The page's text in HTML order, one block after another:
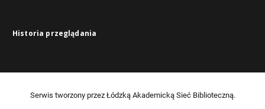
Historia przeglądania
Serwis tworzony przez Łódzką Akademicką Sieć Biblioteczną.